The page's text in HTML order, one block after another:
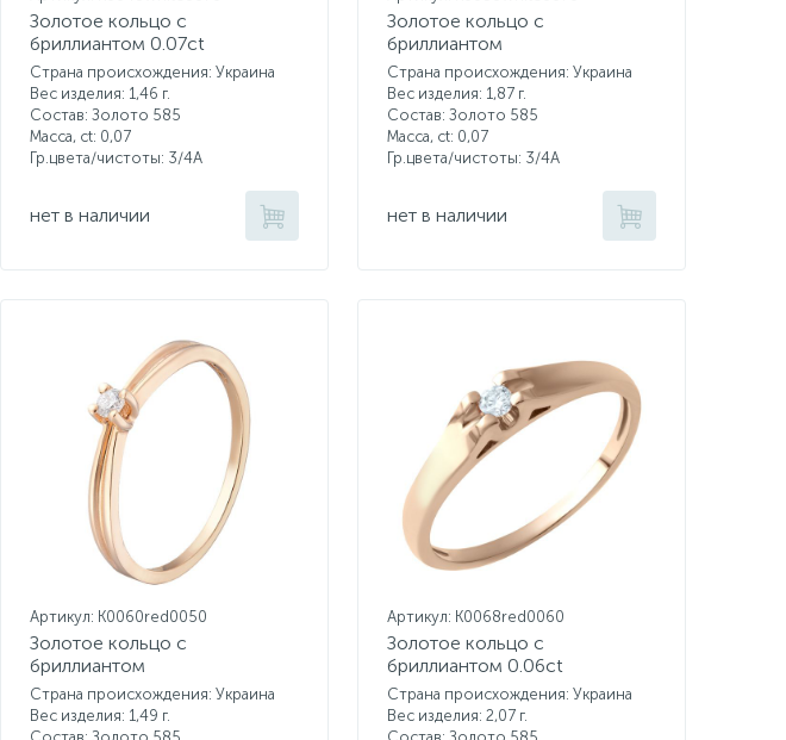
Золотое кольцо с
бриллиантом 0.07ct
Страна происхождения: Украина
Вес изделия: 1,46 г.
Состав: Золото 585
Масса, ct: 0,07
Гр.цвета/чистоты: 3/4А
нет в наличии
Золотое кольцо с
бриллиантом
Страна происхождения: Украина
Вес изделия: 1,87 г.
Состав: Золото 585
Масса, ct: 0,07
Гр.цвета/чистоты: 3/4А
нет в наличии
Артикул: K0060red0050
Золотое кольцо с
бриллиантом
Страна происхождения: Украина
Вес изделия: 1,49 г.
Артикул: K0068red0060
Золотое кольцо с
бриллиантом 0.06ct
Страна происхождения: Украина
Вес изделия: 2,07 г.